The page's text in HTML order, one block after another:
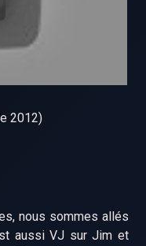
2012)
nous sommes allés
aussi VJ sur Jim et